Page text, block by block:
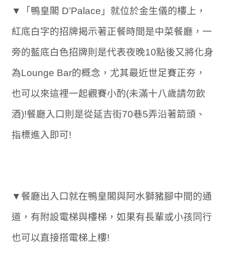
▼「鴨皇閣 D’Palace」就位於金生儀的樓上，
紅底白字的招牌揭示著正餐時間是中菜餐廳，一
旁的藍底白色招牌則是代表夜晚10點後又將化身
為Lounge Bar的概念，尤其最近世足賽正夯，
也可以來這裡一起觀賽小酌(未滿十八歲請勿飲
酒)!餐廳入口則是從延吉街70巷5弄沿著箭頭、
指標進入即可!
▼餐廳出入口就在鴨皇閣與阿水獅豬腳中間的通
道，有附設電梯與樓梯，如果有長輩或小孩同行
也可以直接搭電梯上樓!